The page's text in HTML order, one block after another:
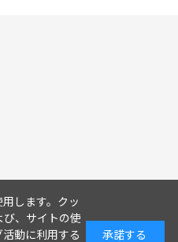
します。クッ
、サイトの使
動に利用する
承諾する